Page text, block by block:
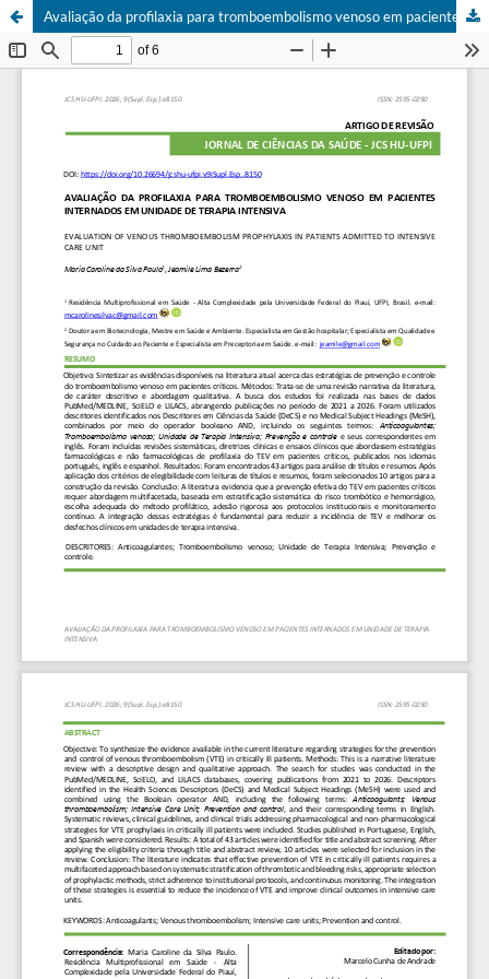
Avaliação da profilaxia para tromboembolismo venoso em pacientes internados em Unidade de Terapia Intensiva